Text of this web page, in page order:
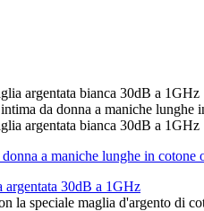
argentata 30dB a 1GHz
la speciale maglia d'argento di